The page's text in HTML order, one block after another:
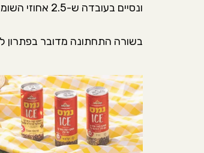
ונסיים בעובדה ש-2.5 אחוזי השומן שבשוקו אלטרנטיב הם פשוט תוספת של שמן קנולה.
בשורה התחתונה מדובר בפתרון